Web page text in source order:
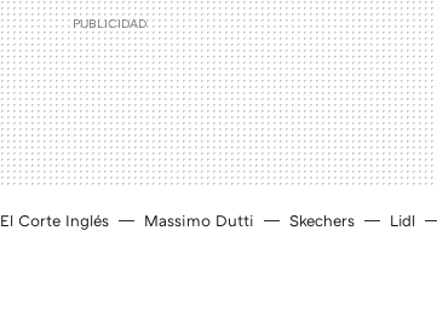
El Corte Inglés Massimo Dutti Skechers Lidl